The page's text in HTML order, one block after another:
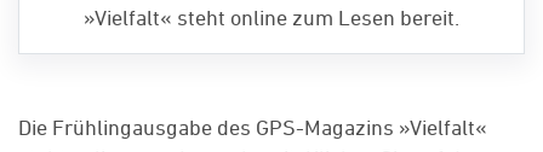
»Vielfalt« steht online zum Lesen bereit.
Die Frühlingausgabe des GPS-Magazins »Vielfalt«